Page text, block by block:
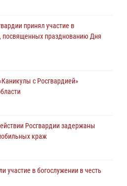
принял участие в
посвященных празднованию Дня
с Росгвардией»
Росгвардии задержаны
краж
участие в богослужении в честь